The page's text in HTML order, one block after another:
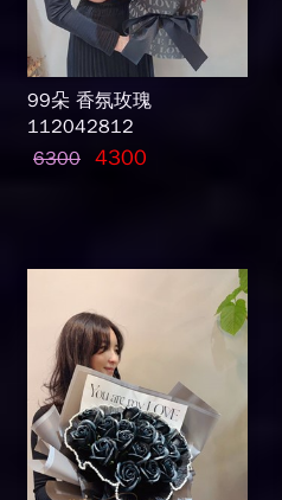
99朵 香氛玫瑰
112042812
6300 4300